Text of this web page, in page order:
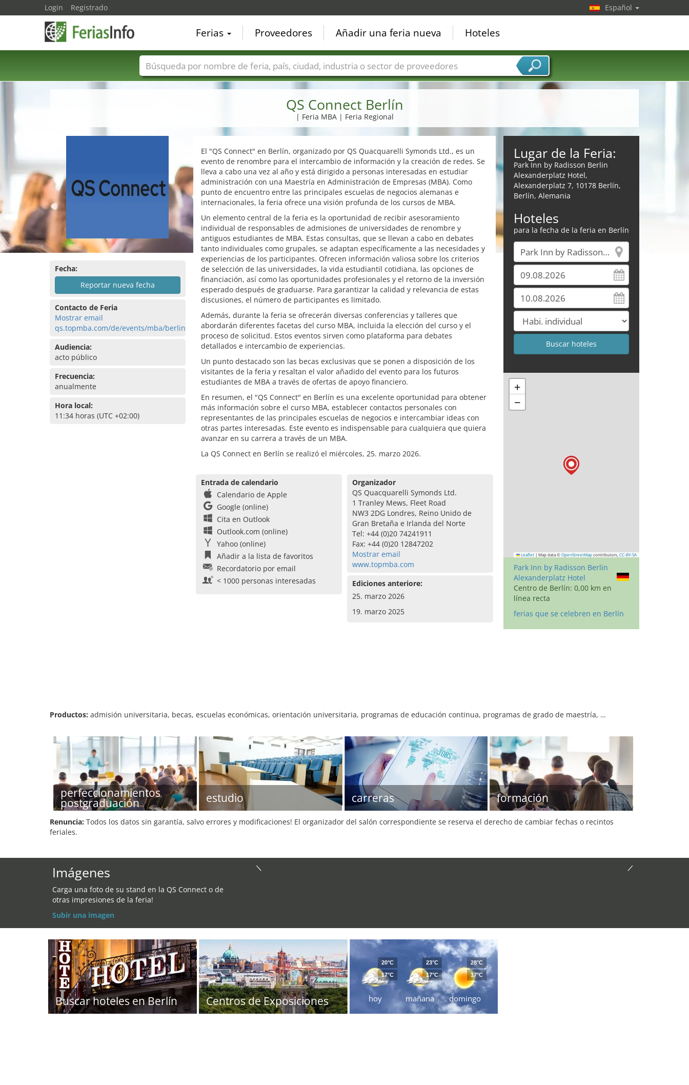
QS Connect Berlín
| Feria MBA | Feria Regional
Fecha:
Reportar nueva fecha
Contacto de Feria
Mostrar email
qs.topmba.com/de/events/mba/berlin
Audiencia:
acto público
Frecuencia:
anualmente
Hora local:
11:34 horas (UTC +02:00)
El "QS Connect" en Berlín, organizado por QS Quacquarelli Symonds Ltd., es un
evento de renombre para el intercambio de información y la creación de redes. Se
lleva a cabo una vez al año y está dirigido a personas interesadas en estudiar
administración con una Maestría en Administración de Empresas (MBA). Como
punto de encuentro entre las principales escuelas de negocios alemanas e
internacionales, la feria ofrece una visión profunda de los cursos de MBA.
Un elemento central de la feria es la oportunidad de recibir asesoramiento
individual de responsables de admisiones de universidades de renombre y
antiguos estudiantes de MBA. Estas consultas, que se llevan a cabo en debates
tanto individuales como grupales, se adaptan específicamente a las necesidades y
experiencias de los participantes. Ofrecen información valiosa sobre los criterios
de selección de las universidades, la vida estudiantil cotidiana, las opciones de
financiación, así como las oportunidades profesionales y el retorno de la inversión
esperado después de graduarse. Para garantizar la calidad y relevancia de estas
discusiones, el número de participantes es limitado.
Además, durante la feria se ofrecerán diversas conferencias y talleres que
abordarán diferentes facetas del curso MBA, incluida la elección del curso y el
proceso de solicitud. Estos eventos sirven como plataforma para debates
detallados e intercambio de experiencias.
Un punto destacado son las becas exclusivas que se ponen a disposición de los
visitantes de la feria y resaltan el valor añadido del evento para los futuros
estudiantes de MBA a través de ofertas de apoyo financiero.
En resumen, el "QS Connect" en Berlín es una excelente oportunidad para obtener
más información sobre el curso MBA, establecer contactos personales con
representantes de las principales escuelas de negocios e intercambiar ideas con
otras partes interesadas. Este evento es indispensable para cualquiera que quiera
avanzar en su carrera a través de un MBA.
La QS Connect en Berlín se realizó el miércoles, 25. marzo 2026.
Entrada de calendario
Calendario de Apple
Google (online)
Cita en Outlook
Outlook.com (online)
Yahoo (online)
Añadir a la lista de favoritos
Recordatorio por email
< 1000 personas interesadas
Organizador
QS Quacquarelli Symonds Ltd.
1 Tranley Mews, Fleet Road
NW3 2DG Londres, Reino Unido de
Gran Bretaña e Irlanda del Norte
Tel: +44 (0)20 74241911
Fax: +44 (0)20 12847202
Mostrar email
www.topmba.com
Ediciones anteriore:
25. marzo 2026
19. marzo 2025
Lugar de la Feria:
Park Inn by Radisson Berlin
Alexanderplatz Hotel,
Alexanderplatz 7, 10178 Berlín,
Berlín, Alemania
Hoteles
para la fecha de la feria en Berlín
+
−
Leaflet | Map data © OpenStreetMap contributors, CC-BY-SA
Park Inn by Radisson Berlin
Alexanderplatz Hotel
Centro de Berlín: 0,00 km en
línea recta
ferias que se celebren en Berlín
Productos: admisión universitaria, becas, escuelas económicas, orientación universitaria, programas de educación continua, programas de grado de maestría, …
perfeccionamientos
postgraduación estudio carreras formación
Renuncia: Todos los datos sin garantía, salvo errores y modificaciones! El organizador del salón correspondiente se reserva el derecho de cambiar fechas o recintos
feriales.
Imágenes
Carga una foto de su stand en la QS Connect o de
otras impresiones de la feria!
Subir una imagen
Buscar hoteles en Berlín Centros de Exposiciones hoy
20°C
17°C
mañana
23°C
17°C
domingo
28°C
17°C
Login Registrado Español
Ferias Proveedores Añadir una feria nueva Hoteles
Nombres de ferias Países Ciudades Sectores de ferias Sectores de proveedor de servicios